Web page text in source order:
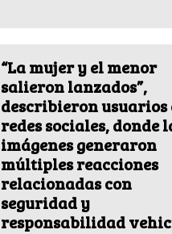
“La mujer y el menor
salieron lanzados”,
describieron usuarios
redes sociales, donde
imágenes generaron
múltiples reacciones
relacionadas con
seguridad y
responsabilidad